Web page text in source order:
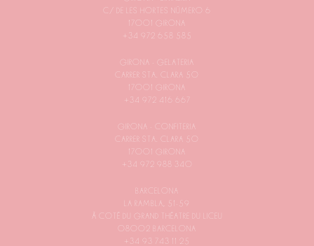
C/ DE LES HORTES NÚMERO 6
17001 GIRONA
+34 972 658 585
GIRONA - GELATERIA
CARRER STA. CLARA 50
17001 GIRONA
+34 972 416 667
GIRONA - CONFITERIA
CARRER STA. CLARA 50
17001 GIRONA
+34 972 988 340
BARCELONA
LA RAMBLA, 51-59
À CÔTÉ DU GRAND THÉÂTRE DU LICEU
08002 BARCELONA
+34 93 743 11 25